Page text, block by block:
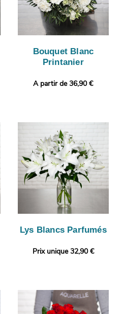
Bouquet Blanc
Printanier
A partir de 36,90 €
Lys Blancs Parfumés
Prix unique 32,90 €